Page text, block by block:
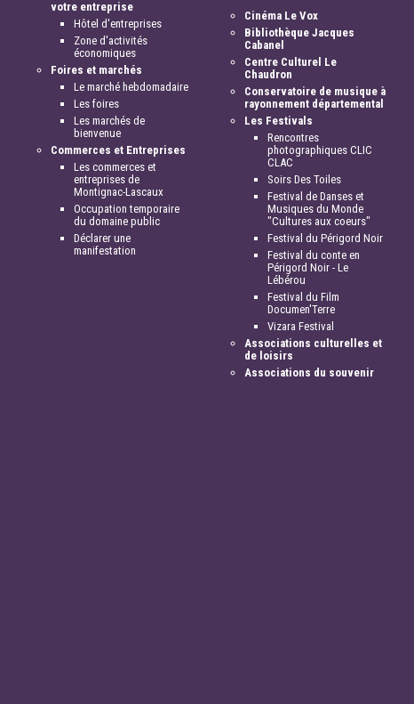
votre entreprise
Hôtel d'entreprises
Zone d'activités
économiques
Foires et marchés
Le marché hebdomadaire
Les foires
Les marchés de
bienvenue
Commerces et Entreprises
Les commerces et
entreprises de
Montignac-Lascaux
Occupation temporaire
du domaine public
Déclarer une
manifestation
Cinéma Le Vox
Bibliothèque Jacques
Cabanel
Centre Culturel Le
Chaudron
Conservatoire de musique à
rayonnement départemental
Les Festivals
Rencontres
photographiques CLIC
CLAC
Soirs Des Toiles
Festival de Danses et
Musiques du Monde
"Cultures aux coeurs"
Festival du Périgord Noir
Festival du conte en
Périgord Noir - Le
Lébérou
Festival du Film
Documen'Terre
Vizara Festival
Associations culturelles et
de loisirs
Associations du souvenir